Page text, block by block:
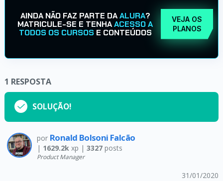
AINDA NÃO FAZ PARTE DAALURA?
MATRICULE-SE E TENHAACESSO A
TODOS OS CURSOS E CONTEÚDOS
VEJA OS
PLANOS
1 RESPOSTA
SOLUÇÃO!
por Ronald Bolsoni Falcão
| 1629.2kxp | 3327posts
Product Manager
31/01/2020